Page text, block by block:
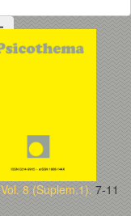
Vol. 8 (Suplem.1). 7-11